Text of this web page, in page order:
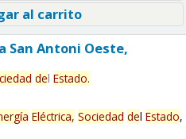
al carrito
San Antoni Oeste,
del Estado.
Eléctrica, Sociedad del Estado,